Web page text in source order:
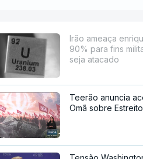
Irão ameaça
90% para fins
seja atacado
Teerão anuncia
Omã sobre